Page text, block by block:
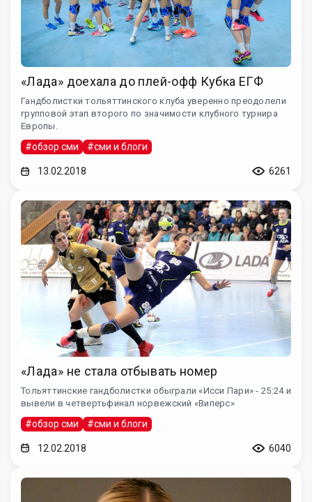
«Лада» доехала до плей-офф Кубка ЕГФ
Гандболистки тольяттинского клуба уверенно преодолели
групповой этап второго по значимости клубного турнира
Европы.
#обзор сми #сми и блоги
13.02.2018 6261
«Лада» не стала отбывать номер
Тольяттинские гандболистки обыграли «Исси Пари» - 25:24 и
вывели в четвертьфинал норвежский «Виперс»
#обзор сми #сми и блоги
12.02.2018 6040